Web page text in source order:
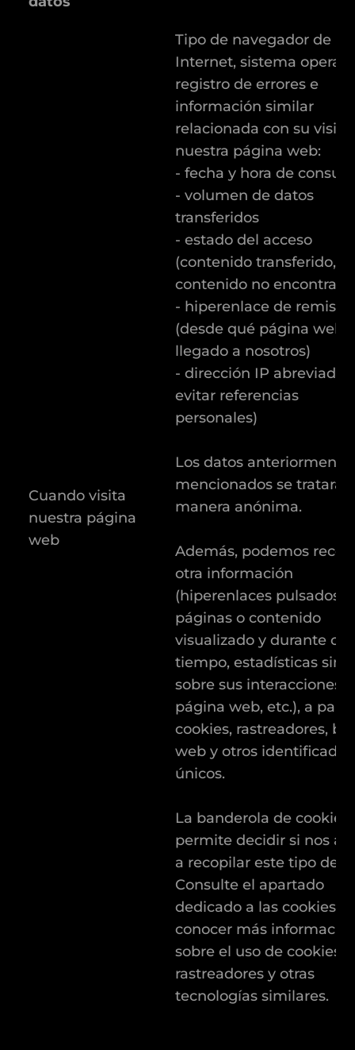
Cuando visita
nuestra página
web
Tipo de navegador de
Internet, sistema
registro de errores e
información similar
relacionada con su visita
nuestra página web:
- fecha y hora de
- volumen de datos
transferidos
- estado del acceso
(contenido transferido,
contenido no
- hiperenlace de
(desde qué página web
llegado a nosotros)
- dirección IP abreviada
evitar referencias
personales)
Los datos anteriormente
mencionados se
manera anónima.
Además, podemos
otra información
(hiperenlaces pulsados,
páginas o contenido
visualizado y durante
tiempo, estadísticas
sobre sus interacciones
página web, etc.), a
cookies, rastreadores,
web y otros
únicos.
La banderola de cookies
permite decidir si nos
a recopilar este tipo de
Consulte el apartado
dedicado a las cookies
conocer más
sobre el uso de cookies,
rastreadores y otras
tecnologías similares.